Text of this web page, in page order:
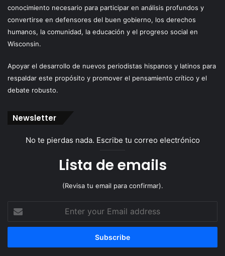
conocimiento necesario para participar en análisis profundos y
convertirse en defensores del buen gobierno, los derechos
humanos, la comunidad, la educación y el progreso social en
Wisconsin.
Apoyar el desarrollo de nuevos periodistas hispanos y latinos para
respaldar este propósito y promover el pensamiento crítico y el
debate robusto.
Newsletter
No te pierdas nada. Escribe tu correo electrónico
Lista de emails
(Revisa tu email para confirmar).
your
Email